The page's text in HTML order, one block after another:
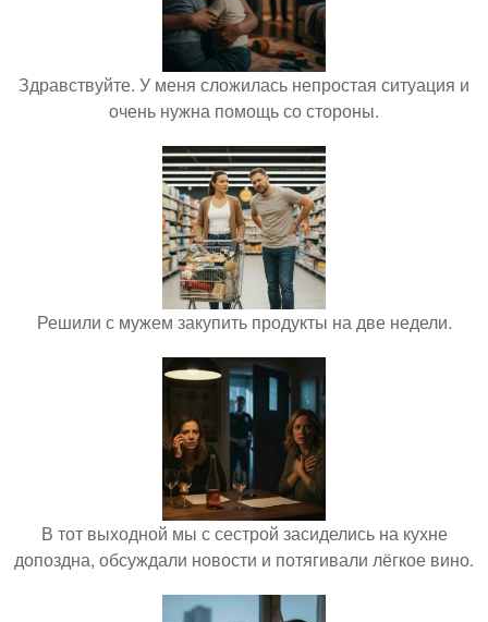
Здравствуйте. У меня сложилась непростая ситуация и
очень нужна помощь со стороны.
Решили с мужем закупить продукты на две недели.
В тот выходной мы с сестрой засиделись на кухне
допоздна, обсуждали новости и потягивали лёгкое вино.